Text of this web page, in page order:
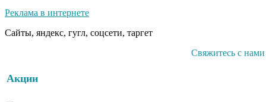
Реклама в интернете
Сайты, яндекс, гугл, соцсети, таргет
Свяжитесь с
Акции